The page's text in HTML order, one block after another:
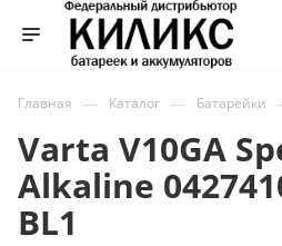
Главная — Каталог — Батарейки
Varta V10GA
Alkaline
BL1